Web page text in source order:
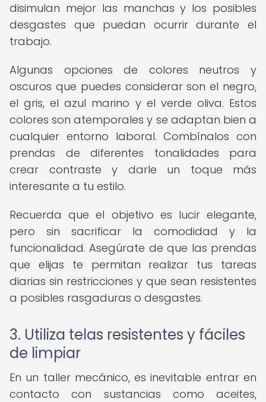
disimulan mejor las manchas y los posibles
desgastes que puedan ocurrir durante el
trabajo.
Algunas opciones de colores neutros y
oscuros que puedes considerar son el negro,
el gris, el azul marino y el verde oliva. Estos
colores son atemporales y se adaptan bien a
cualquier entorno laboral. Combínalos con
prendas de diferentes tonalidades para
crear contraste y darle un toque más
interesante a tu estilo.
Recuerda que el objetivo es lucir elegante,
pero sin sacrificar la comodidad y la
funcionalidad. Asegúrate de que las prendas
que elijas te permitan realizar tus tareas
diarias sin restricciones y que sean resistentes
a posibles rasgaduras o desgastes.
3. Utiliza telas resistentes y fáciles
de limpiar
En un taller mecánico, es inevitable entrar en
contacto con sustancias como aceites,